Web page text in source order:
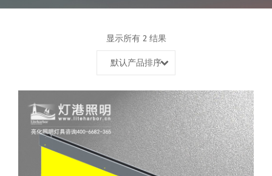
显示所有 2 结果
默认产品排序